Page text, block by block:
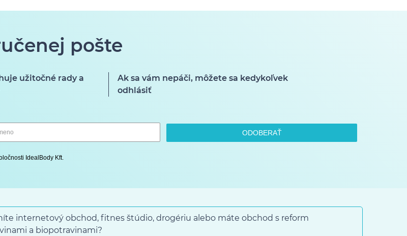
pošte
užitočné rady a
Ak sa vám nepáči, môžete sa kedykoľvek
odhlásiť
ODOBERAŤ
IdealBody Kft.
internetový obchod, fitnes štúdio, drogériu alebo máte obchod s reform
a biopotravinami?